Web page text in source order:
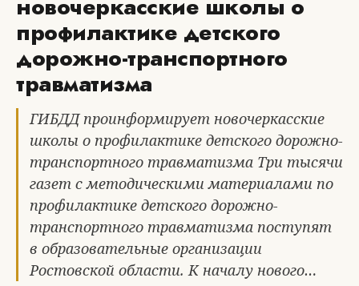
новочеркасские школы о
профилактике детского
дорожно-транспортного
травматизма
ГИБДД проинформирует новочеркасские
школы о профилактике детского дорожно-
транспортного травматизма Три тысячи
газет с методическими материалами по
профилактике детского дорожно-
транспортного травматизма поступят
в образовательные организации
Ростовской области. К началу нового…